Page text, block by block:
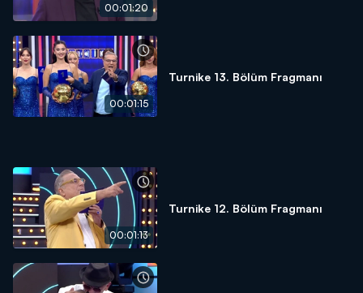
00:01:20
00:01:15
Turnike 13. Bölüm Fragmanı
00:01:13
Turnike 12. Bölüm Fragmanı